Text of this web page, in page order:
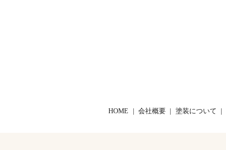
HOME 会社概要 塗装について